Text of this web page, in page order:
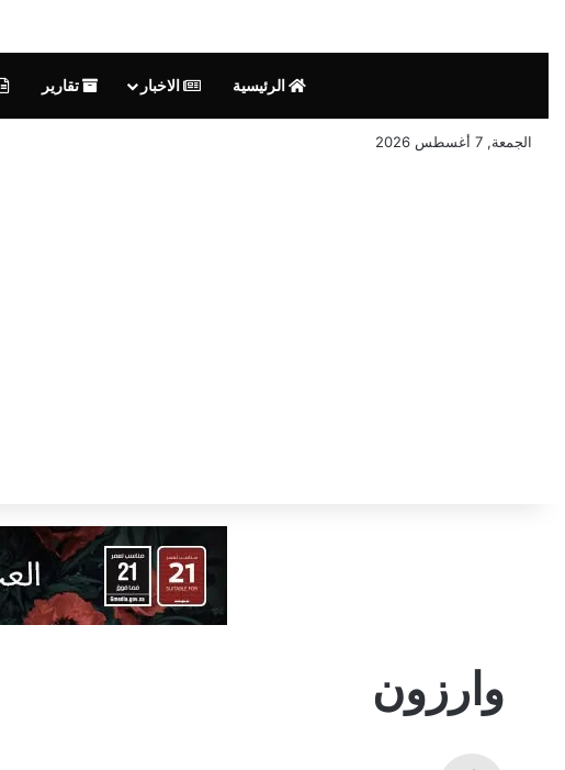
الرئيسية الاخبار تقارير
الجمعة, 7 أغسطس 2026
وارزون